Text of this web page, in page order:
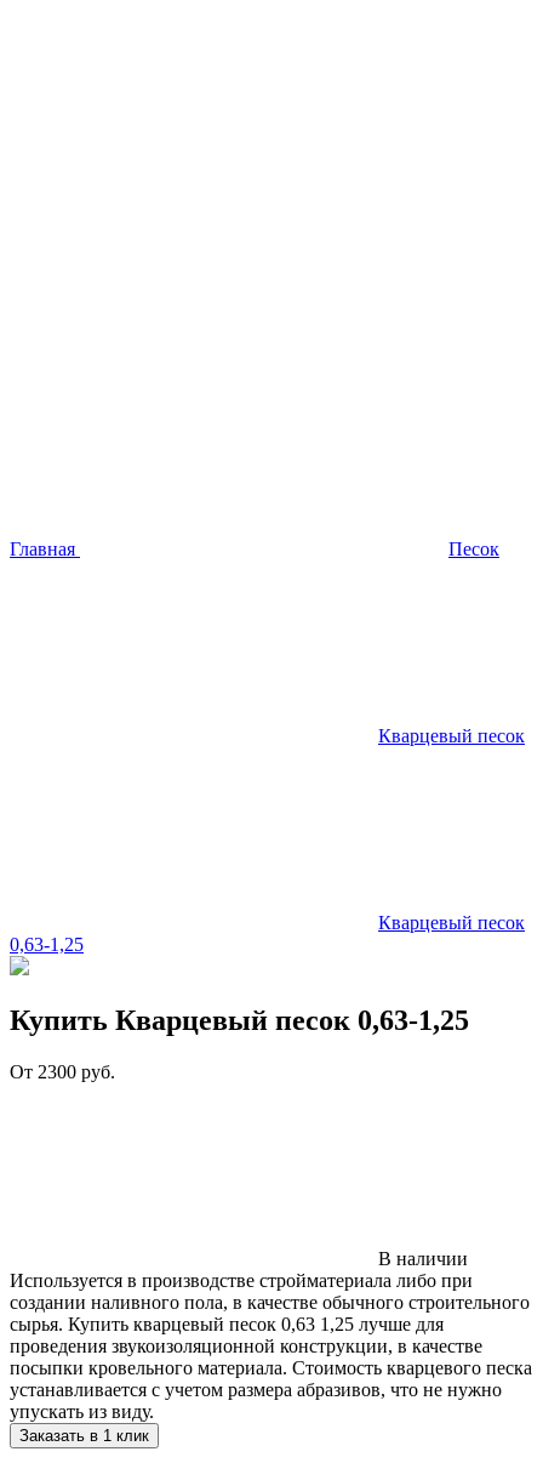
Главная Песок
Кварцевый песок
Кварцевый песок
0,63-1,25
Купить Кварцевый песок 0,63-1,25
От 2300 руб.
В наличии
Используется в производстве стройматериала либо при
создании наливного пола, в качестве обычного строительного
сырья. Купить кварцевый песок 0,63 1,25 лучше для
проведения звукоизоляционной конструкции, в качестве
посыпки кровельного материала. Стоимость кварцевого песка
устанавливается с учетом размера абразивов, что не нужно
упускать из виду.
Заказать в 1 клик